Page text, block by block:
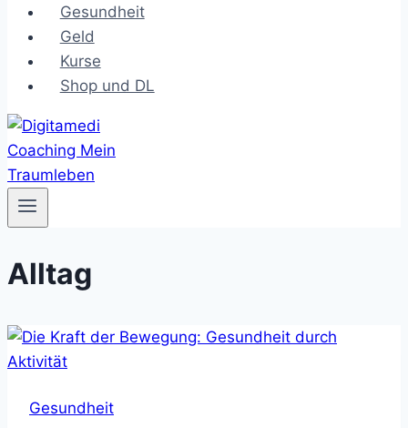
Gesundheit
Geld
Kurse
Shop und DL
Alltag
Gesundheit